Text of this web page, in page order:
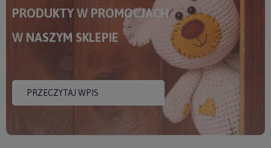
PRODUKTY W PROMOCJACH
W NASZYM SKLEPIE
PRZECZYTAJ WPIS